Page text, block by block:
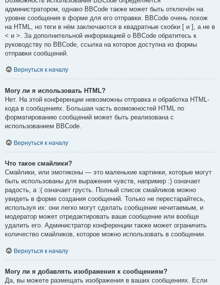
администратором, однако BBCode также может быть отключён на
уровне сообщения в форме для его отправки. BBCode очень похож
на HTML, но теги в нём заключаются в квадратные скобки [ и ], а не в
< и >. За дополнительной информацией о BBCode обратитесь к
руководству по BBCode, ссылка на которое доступна из формы
отправки сообщений.
Вернуться к началу
Могу ли я использовать HTML?
Нет. На этой конференции невозможны отправка и обработка HTML-
кода в сообщениях. Большая часть возможностей HTML по
форматированию сообщений может быть реализована с
использованием BBCode.
Вернуться к началу
Что такое смайлики?
Смайлики, или эмотиконы — это маленькие картинки, которые могут
быть использованы для выражения чувств, например :) означает
радость, а :( означает грусть. Полный список смайликов можно
увидеть в форме создания сообщений. Только не перестарайтесь,
используя их: они легко могут сделать сообщение нечитаемым, и
модератор может отредактировать ваше сообщение или вообще
удалить его. Администратор конференции также может ограничить
количество смайликов, которое можно использовать в сообщении.
Вернуться к началу
Могу ли я добавлять изображения к сообщениям?
Да, вы можете размещать изображения в ваших сообщениях. Если